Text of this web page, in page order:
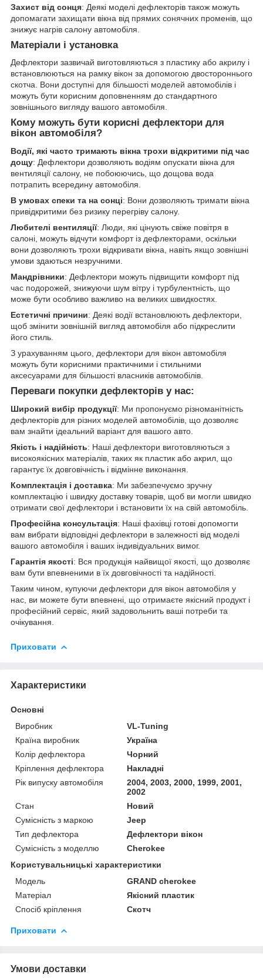
Захист від сонця: Деякі моделі дефлекторів також можуть
допомагати захищати вікна від прямих сонячних променів, що
знижує нагрів салону автомобіля.
Матеріали і установка
Дефлектори зазвичай виготовляються з пластику або акрилу і
встановлюються на рамку вікон за допомогою двостороннього
скотча. Вони доступні для більшості моделей автомобілів і
можуть бути корисним доповненням до стандартного
зовнішнього вигляду вашого автомобіля.
Кому можуть бути корисні дефлектори для
вікон автомобіля?
Водії, які часто тримають вікна трохи відкритими під час
дощу: Дефлектори дозволяють водіям опускати вікна для
вентиляції салону, не побоюючись, що дощова вода
потрапить всередину автомобіля.
В умовах спеки та на сонці: Вони дозволяють тримати вікна
привідкритими без ризику перегріву салону.
Любителі вентиляції: Люди, які цінують свіже повітря в
салоні, можуть відчути комфорт із дефлекторами, оскільки
вони дозволяють трохи відкривати вікна, навіть якщо зовнішні
умови здаються незручними.
Мандрівники: Дефлектори можуть підвищити комфорт під
час подорожей, знижуючи шум вітру і турбулентність, що
може бути особливо важливо на великих швидкостях.
Естетичні причини: Деякі водії встановлюють дефлектори,
щоб змінити зовнішній вигляд автомобіля або підкреслити
його стиль.
З урахуванням цього, дефлектори для вікон автомобіля
можуть бути корисними практичними і стильними
аксесуарами для більшості власників автомобілів.
Переваги покупки дефлекторів у нас:
Широкий вибір продукції: Ми пропонуємо різноманітність
дефлекторів для різних моделей автомобілів, що дозволяє
вам знайти ідеальний варіант для вашого авто.
Якість і надійність: Наші дефлектори виготовляються з
високоякісних матеріалів, таких як пластик або акрил, що
гарантує їх довговічність і відмінне виконання.
Комплектація і доставка: Ми забезпечуємо зручну
комплектацію і швидку доставку товарів, щоб ви могли швидко
отримати свої дефлектори і встановити їх на свій автомобіль.
Професійна консультація: Наші фахівці готові допомогти
вам вибрати відповідні дефлектори в залежності від моделі
вашого автомобіля і ваших індивідуальних вимог.
Гарантія якості: Вся продукція найвищої якості, що дозволяє
вам бути впевненими в їх довговічності та надійності.
Таким чином, купуючи дефлектори для вікон автомобіля у
нас, ви можете бути впевнені, що отримаєте якісний продукт і
професійний сервіс, який задовольнить ваші потреби та
очікування.
Приховати
Характеристики
Основні
Виробник
VL-Tuning
Країна виробник
Україна
Колір дефлектора
Чорний
Кріплення дефлектора
Накладні
Рік випуску автомобіля
2004, 2003, 2000, 1999, 2001,
2002
Стан
Новий
Сумісність з маркою
Jeep
Тип дефлектора
Дефлектори вікон
Сумісність з моделлю
Cherokee
Користувальницькі характеристики
Мoдель
GRAND cherokee
Матеріал
Якісний пластик
Спосіб кріплення
Скотч
Приховати
Умови доставки